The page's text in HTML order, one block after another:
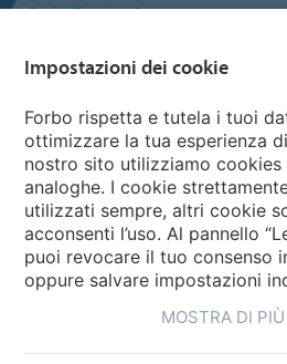
Forbo Flooring Systems
Forbo Movement Systems
Seleziona una nazione
Seleziona una nazione
Impostazioni dei cookie
Forbo rispetta e tutela i tuoi
ottimizzare la tua esperienza
nostro sito utilizziamo
analoghe. I cookie
utilizzati sempre, altri cookie
acconsenti l’uso. Al pannello
puoi revocare il tuo consenso
oppure salvare impostazioni
MOSTRA DI PIÙ